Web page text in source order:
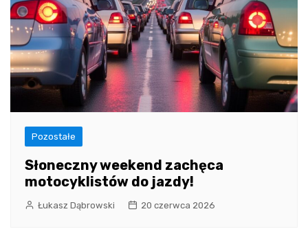
Pozostałe
Słoneczny weekend zachęca
motocyklistów do jazdy!
Łukasz Dąbrowski 20 czerwca 2026